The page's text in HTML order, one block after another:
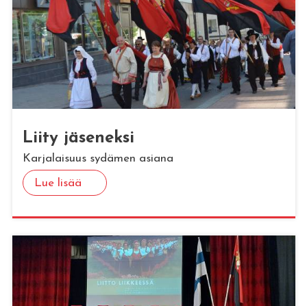
Liity jä­se­nek­si
Karjalaisuus sydämen asiana
Lue lisää